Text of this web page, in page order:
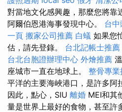
對當地文化感興趣，那麼您將靠
阿爾伯恩港海事發現中心。 台
一頁 搬家公司推薦 白蟻 如果您
估，請先登錄。 台北記帳士推薦
台北台胞證辦理中心 外燴推薦
座城市一直在地球上。 整骨專業
平洋的主要海峽港口，是許多阿
因此，點心，SIU 離婚 MEI和其
量是世界上最好的食物，甚至